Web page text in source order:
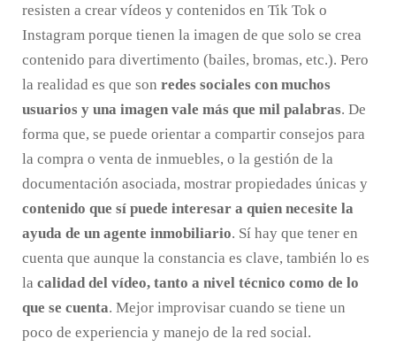
resisten a crear vídeos y contenidos en Tik Tok o
Instagram porque tienen la imagen de que solo se crea
contenido para divertimento (bailes, bromas, etc.). Pero
la realidad es que son redes sociales con muchos
usuarios y una imagen vale más que mil palabras. De
forma que, se puede orientar a compartir consejos para
la compra o venta de inmuebles, o la gestión de la
documentación asociada, mostrar propiedades únicas y
contenido que sí puede interesar a quien necesite la
ayuda de un agente inmobiliario. Sí hay que tener en
cuenta que aunque la constancia es clave, también lo es
la calidad del vídeo, tanto a nivel técnico como de lo
que se cuenta. Mejor improvisar cuando se tiene un
poco de experiencia y manejo de la red social.